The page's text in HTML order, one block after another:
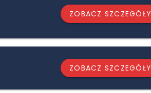
ZOBACZ SZCZEGÓŁY
ZOBACZ SZCZEGÓŁY